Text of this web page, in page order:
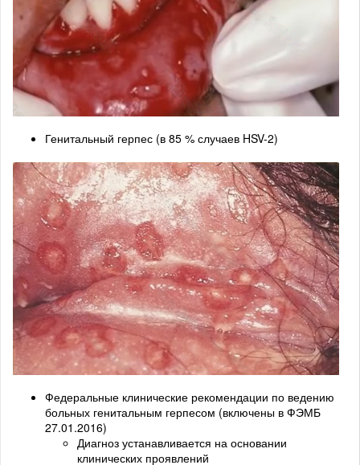
Генитальный герпес (в 85 % случаев HSV-2)
Федеральные клинические рекомендации по ведению
больных генитальным герпесом (включены в ФЭМБ
27.01.2016)
Диагноз устанавливается на основании
клинических проявлений